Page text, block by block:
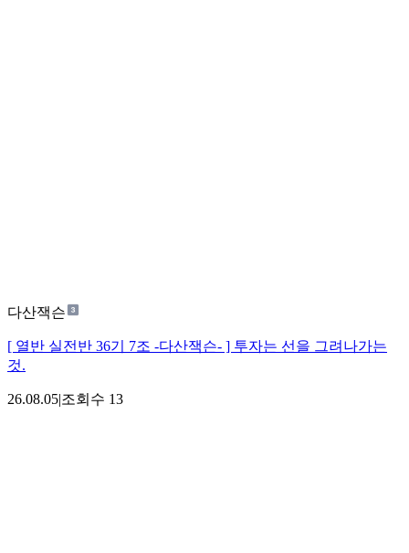
다산잭슨
[ 열반 실전반 36기 7조 -다산잭슨- ] 투자는 선을 그려나가는
것.
26.08.05|조회수 13